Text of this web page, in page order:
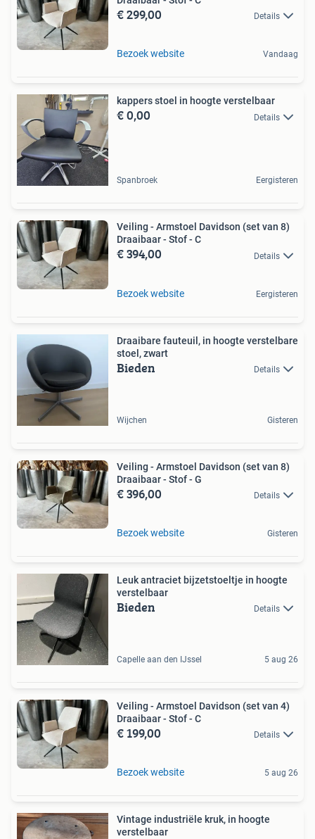
€ 299,00 Details
Bezoek website Vandaag
kappers stoel in hoogte verstelbaar
€ 0,00 Details
Spanbroek Eergisteren
Veiling - Armstoel Davidson (set van 8)
Draaibaar - Stof - C
€ 394,00 Details
Bezoek website Eergisteren
Draaibare fauteuil, in hoogte verstelbare
stoel, zwart
Bieden Details
Wijchen Gisteren
Veiling - Armstoel Davidson (set van 8)
Draaibaar - Stof - G
€ 396,00 Details
Bezoek website Gisteren
Leuk antraciet bijzetstoeltje in hoogte
verstelbaar
Bieden Details
Capelle aan den IJssel 5 aug 26
Veiling - Armstoel Davidson (set van 4)
Draaibaar - Stof - C
€ 199,00 Details
Bezoek website 5 aug 26
Vintage industriële kruk, in hoogte
verstelbaar